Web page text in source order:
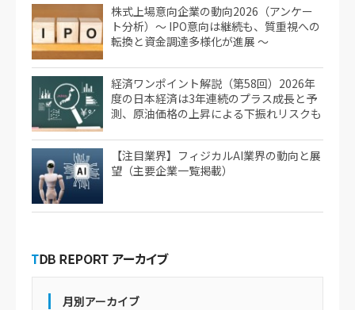
株式上場意向企業の動向2026（アンケー
ト分析）～ IPO意向は継続も、質重視への
転換と資金調達多様化が進展 ～
経済ワンポイント解説（第58回）2026年
度の日本経済は3年連続のプラス成長と予
測、原油価格の上昇による下振れリスクも
【注目業界】フィジカルAI業界の動向と展
望（主要企業一覧掲載）
月別アーカイブ